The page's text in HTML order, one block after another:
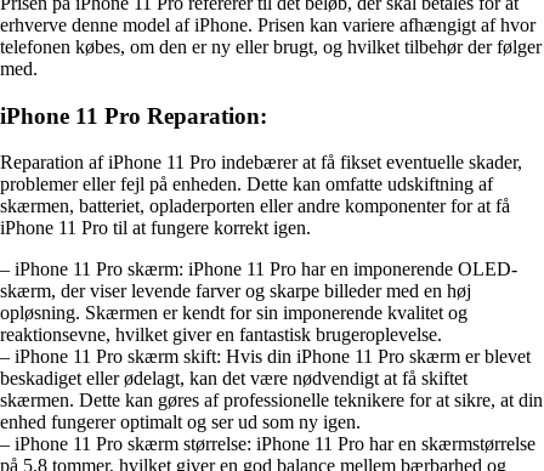
erhverve denne model af iPhone. Prisen kan variere afhængigt af hvor
telefonen købes, om den er ny eller brugt, og hvilket tilbehør der følger
med.
iPhone 11 Pro Reparation:
Reparation af iPhone 11 Pro indebærer at få fikset eventuelle skader,
problemer eller fejl på enheden. Dette kan omfatte udskiftning af
skærmen, batteriet, opladerporten eller andre komponenter for at få
iPhone 11 Pro til at fungere korrekt igen.
– iPhone 11 Pro skærm: iPhone 11 Pro har en imponerende OLED-
skærm, der viser levende farver og skarpe billeder med en høj
opløsning. Skærmen er kendt for sin imponerende kvalitet og
reaktionsevne, hvilket giver en fantastisk brugeroplevelse.
– iPhone 11 Pro skærm skift: Hvis din iPhone 11 Pro skærm er blevet
beskadiget eller ødelagt, kan det være nødvendigt at få skiftet
skærmen. Dette kan gøres af professionelle teknikere for at sikre, at din
enhed fungerer optimalt og ser ud som ny igen.
– iPhone 11 Pro skærm størrelse: iPhone 11 Pro har en skærmstørrelse
på 5,8 tommer, hvilket giver en god balance mellem bærbarhed og